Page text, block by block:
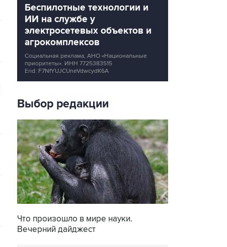
Беспилотные технологии и
ИИ на службе у
электросетевых объектов и
агрокомплексов
Социальная реклама, АНО «Национальные
приоритеты». ИНН 7725383515
Erid: F7NfYUJCUneVdwcydK6A
Выбор редакции
Что произошло в мире науки.
Вечерний дайджест